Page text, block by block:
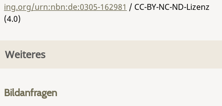
ing.org/urn:nbn:de:0305-162981 / CC-BY-NC-ND-Lizenz
(4.0)
Weiteres
Bildanfragen